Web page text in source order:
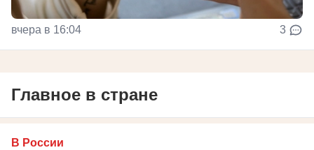
вчера в 16:04 3
Главное в стране
В России